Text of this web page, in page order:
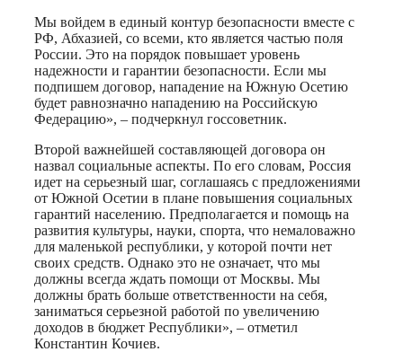
Мы войдем в единый контур безопасности вместе с
РФ, Абхазией, со всеми, кто является частью поля
России. Это на порядок повышает уровень
надежности и гарантии безопасности. Если мы
подпишем договор, нападение на Южную Осетию
будет равнозначно нападению на Российскую
Федерацию», – подчеркнул госсоветник.
Второй важнейшей составляющей договора он
назвал социальные аспекты. По его словам, Россия
идет на серьезный шаг, соглашаясь с предложениями
от Южной Осетии в плане повышения социальных
гарантий населению. Предполагается и помощь на
развития культуры, науки, спорта, что немаловажно
для маленькой республики, у которой почти нет
своих средств. Однако это не означает, что мы
должны всегда ждать помощи от Москвы. Мы
должны брать больше ответственности на себя,
заниматься серьезной работой по увеличению
доходов в бюджет Республики», – отметил
Константин Кочиев.